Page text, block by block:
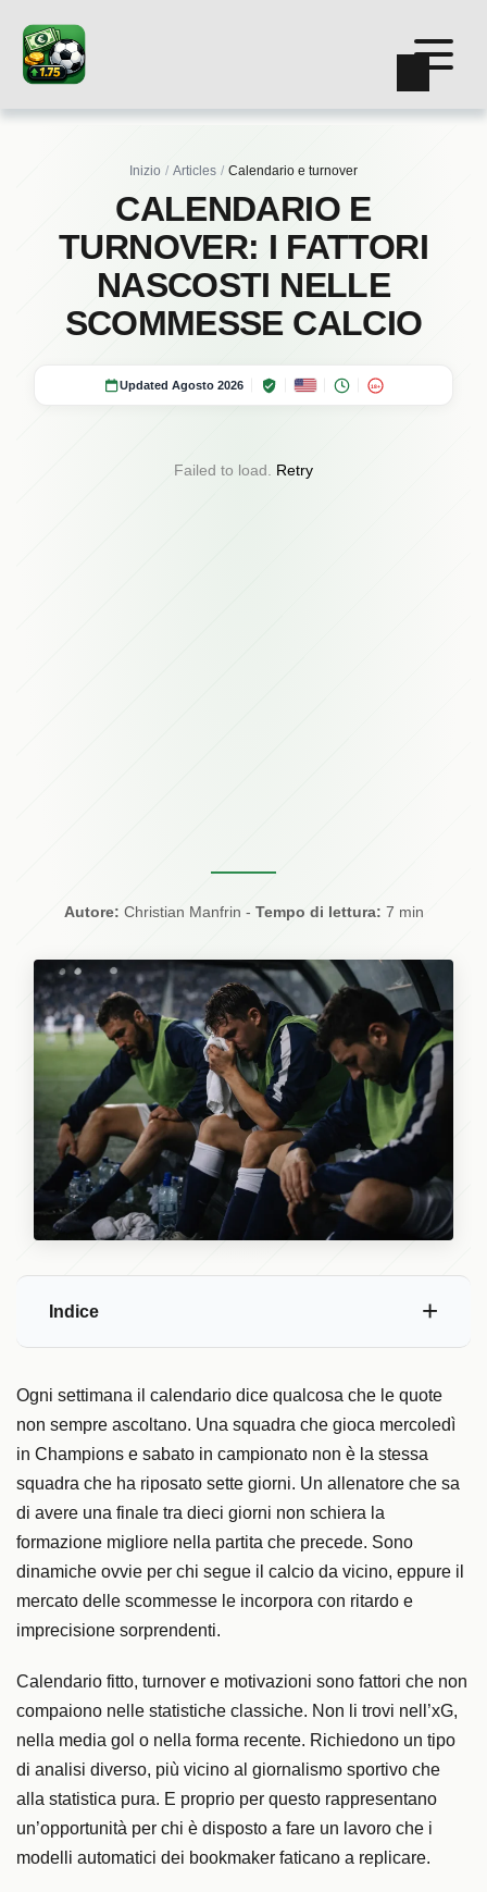
Inizio Articles Calendario e turnover
CALENDARIO E
TURNOVER: I FATTORI
NASCOSTI NELLE
SCOMMESSE CALCIO
Updated Agosto 2026 18+
Failed to load. Retry
Autore: Christian Manfrin - Tempo di lettura: 7 min
Indice
Ogni settimana il calendario dice qualcosa che le quote
non sempre ascoltano. Una squadra che gioca mercoledì
in Champions e sabato in campionato non è la stessa
squadra che ha riposato sette giorni. Un allenatore che sa
di avere una finale tra dieci giorni non schiera la
formazione migliore nella partita che precede. Sono
dinamiche ovvie per chi segue il calcio da vicino, eppure il
mercato delle scommesse le incorpora con ritardo e
imprecisione sorprendenti.
Calendario fitto, turnover e motivazioni sono fattori che non
compaiono nelle statistiche classiche. Non li trovi nell’xG,
nella media gol o nella forma recente. Richiedono un tipo
di analisi diverso, più vicino al giornalismo sportivo che
alla statistica pura. E proprio per questo rappresentano
un’opportunità per chi è disposto a fare un lavoro che i
modelli automatici dei bookmaker faticano a replicare.